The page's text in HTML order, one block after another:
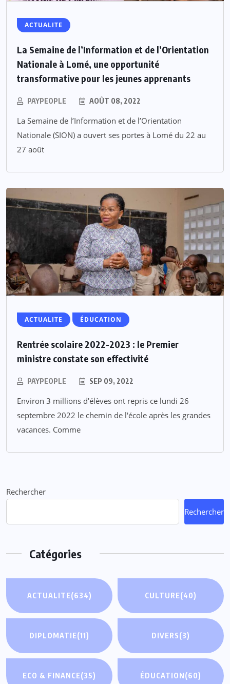
ACTUALITE
La Semaine de l’Information et de l’Orientation
Nationale à Lomé, une opportunité
transformative pour les jeunes apprenants
PAYPEOPLE AOÛT 08, 2022
La Semaine de l’Information et de l’Orientation
Nationale (SION) a ouvert ses portes à Lomé du 22 au
27 août
ACTUALITE ÉDUCATION
Rentrée scolaire 2022-2023 : le Premier
ministre constate son effectivité
PAYPEOPLE SEP 09, 2022
Environ 3 millions d'élèves ont repris ce lundi 26
septembre 2022 le chemin de l'école après les grandes
vacances. Comme
Rechercher
Rechercher
Catégories
ACTUALITE(634) CULTURE(40)
DIPLOMATIE(11) DIVERS(3)
ECO & FINANCE(35) ÉDUCATION(60)